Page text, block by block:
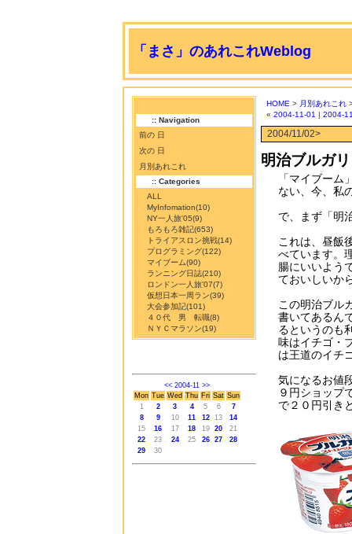
「まさ」のあれこれWeblog
:: Navigation
前の 日
次の 日
月別あれこれ
:: Categories
ALL
MyInfomation(10)
NY一人旅'05(9)
もろもろ雑記(653)
トライアスロン挑戦(14)
プログラミング(122)
マイブーム(90)
ランニング日誌(210)
ロンドン一人旅'07(7)
仮想日本一周ラン(39)
大会参加記(101)
４０代 男 転職(8)
ＮＹＣマラソン(19)
<< 2004-11 >>
Mon Tue Wed Thu Fri Sat Sun
1
2 3 4 5 6
7
8
9 10 11 12 13
14
15
16 17 18 19 20
21
22
23 24 25 26 27
28
29
30
HOME > 月別あれこれ
« 2004-11-01 | 2004-
2004/11/02>
明治ブルガ
「マイブー
ない、今、私
で、まず「明
これは、昼飯
べています。
腸にいいよう
ておいしいか
この明治ブル
書いてあるん
るというのも
味はイチゴ・
は王道のイチ
気になるお値
９円ショップ
で２０円引き